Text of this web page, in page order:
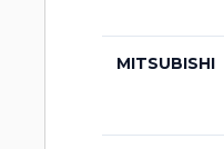
MITSUBISHI